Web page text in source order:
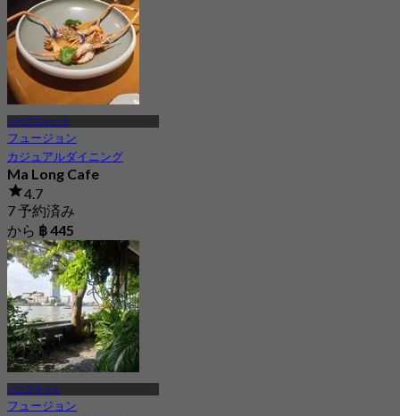
パーククレット
フュージョン
カジュアルダイニング
Ma Long Cafe
4.7
7 予約済み
から ฿ 445
バンプラット
フュージョン